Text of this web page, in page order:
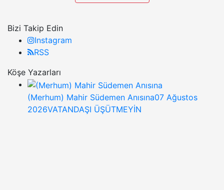
Bizi Takip Edin
Instagram
RSS
Köşe Yazarları
(Merhum) Mahir Südemen Anısına07 Ağustos
2026VATANDAŞI ÜŞÜTMEYİN